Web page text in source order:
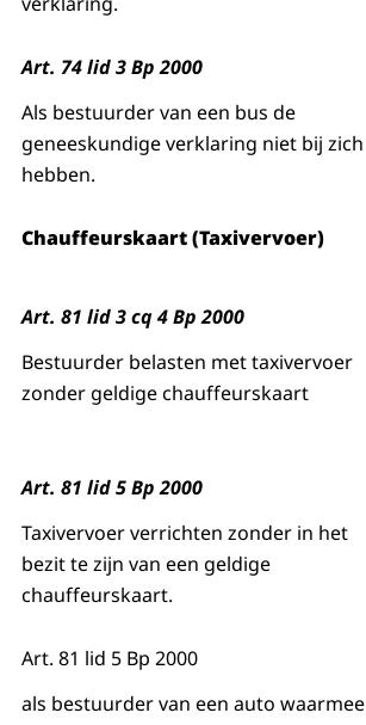
Art. 74 lid 3 Bp 2000
Als bestuurder van een bus de
geneeskundige verklaring niet bij zich
hebben.
Chauffeurskaart (Taxivervoer)
Art. 81 lid 3 cq 4 Bp 2000
Bestuurder belasten met taxivervoer
zonder geldige chauffeurskaart
Art. 81 lid 5 Bp 2000
Taxivervoer verrichten zonder in het
bezit te zijn van een geldige
chauffeurskaart.
Art. 81 lid 5 Bp 2000
als bestuurder van een auto waarmee